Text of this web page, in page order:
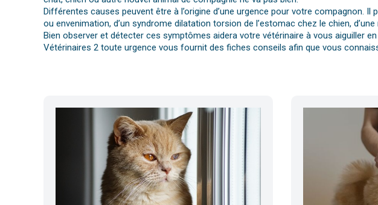
Différentes causes peuvent être à l’origine d’une urgence pour votre compagnon.
ou envenimation, d’un syndrome dilatation torsion de l’estomac chez le chien,
Bien observer et détecter ces symptômes aidera votre vétérinaire à vous aiguiller
Vétérinaires 2 toute urgence vous fournit des fiches conseils afin que vous